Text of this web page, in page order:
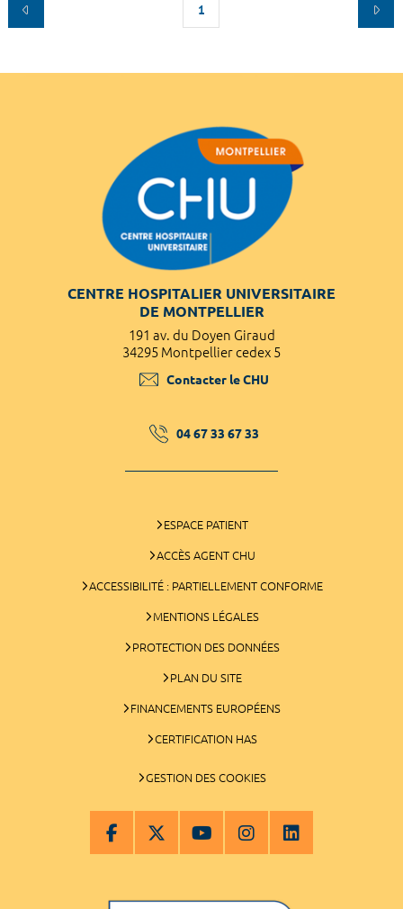
1
CENTRE HOSPITALIER UNIVERSITAIRE
DE MONTPELLIER
191 av. du Doyen Giraud
34295 Montpellier cedex 5
Contacter le CHU
04 67 33 67 33
ESPACE PATIENT
ACCÈS AGENT CHU
ACCESSIBILITÉ : PARTIELLEMENT CONFORME
MENTIONS LÉGALES
PROTECTION DES DONNÉES
PLAN DU SITE
FINANCEMENTS EUROPÉENS
CERTIFICATION HAS
GESTION DES COOKIES